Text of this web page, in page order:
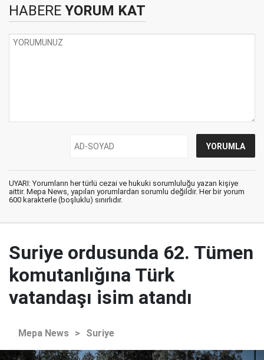
HABERE YORUM KAT
UYARI: Yorumların her türlü cezai ve hukuki sorumluluğu yazan kişiye
aittir. Mepa News, yapılan yorumlardan sorumlu değildir. Her bir yorum
600 karakterle (boşluklu) sınırlıdır.
Suriye ordusunda 62. Tümen
komutanlığına Türk
vatandaşı isim atandı
Mepa News > Suriye